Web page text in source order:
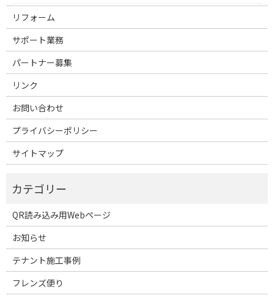
リフォーム
サポート業務
パートナー募集
リンク
お問い合わせ
プライバシーポリシー
サイトマップ
QR読み込み用Webページ
お知らせ
テナント施工事例
フレンズ便り